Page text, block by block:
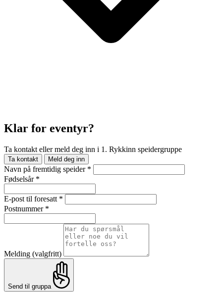
Klar for eventyr?
Ta kontakt eller meld deg inn i 1. Rykkinn speidergruppe
Ta kontakt Meld deg inn
Navn på fremtidig speider *
Fødselsår *
E-post til foresatt *
Postnummer *
Melding (valgfritt)
Send til gruppa